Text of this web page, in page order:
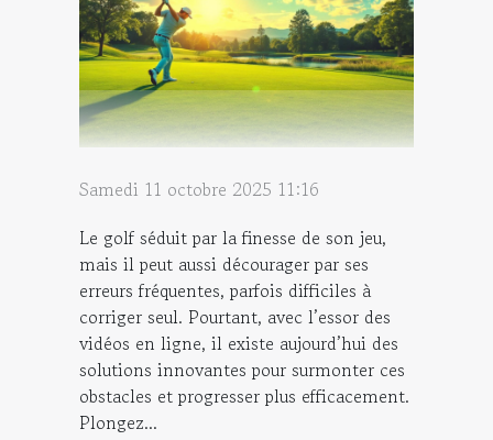
Samedi 11 octobre 2025 11:16
Le golf séduit par la finesse de son jeu,
mais il peut aussi décourager par ses
erreurs fréquentes, parfois difficiles à
corriger seul. Pourtant, avec l’essor des
vidéos en ligne, il existe aujourd’hui des
solutions innovantes pour surmonter ces
obstacles et progresser plus efficacement.
Plongez...